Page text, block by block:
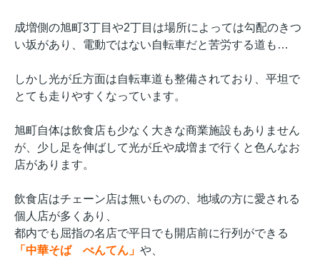
成増側の旭町3丁目や2丁目は場所によっては勾配のきつ
い坂があり、電動ではない自転車だと苦労する道も…
しかし光が丘方面は自転車道も整備されており、平坦で
とても走りやすくなっています。
旭町自体は飲食店も少なく大きな商業施設もありません
が、少し足を伸ばして光が丘や成増まで行くと色んなお
店があります。
飲食店はチェーン店は無いものの、地域の方に愛される
個人店が多くあり、
都内でも屈指の名店で平日でも開店前に行列ができる
「中華そば べんてん」 や、